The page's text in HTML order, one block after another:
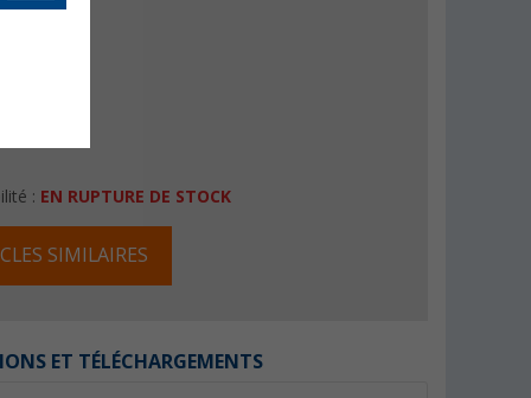
: EN RUPTURE DE STOCK
SIMILAIRES
ET TÉLÉCHARGEMENTS